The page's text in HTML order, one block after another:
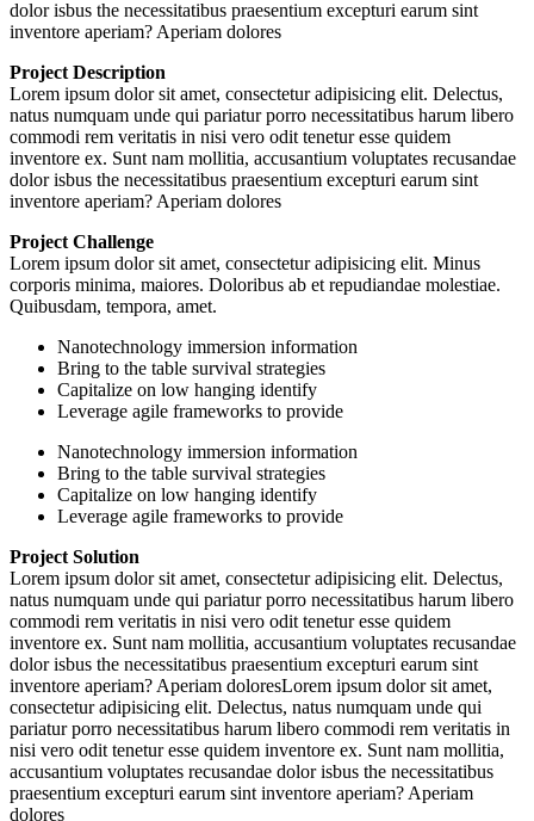
dolor isbus the necessitatibus praesentium excepturi earum sint
inventore aperiam? Aperiam dolores
Project Description
Lorem ipsum dolor sit amet, consectetur adipisicing elit. Delectus,
natus numquam unde qui pariatur porro necessitatibus harum libero
commodi rem veritatis in nisi vero odit tenetur esse quidem
inventore ex. Sunt nam mollitia, accusantium voluptates recusandae
dolor isbus the necessitatibus praesentium excepturi earum sint
inventore aperiam? Aperiam dolores
Project Challenge
Lorem ipsum dolor sit amet, consectetur adipisicing elit. Minus
corporis minima, maiores. Doloribus ab et repudiandae molestiae.
Quibusdam, tempora, amet.
Nanotechnology immersion information
Bring to the table survival strategies
Capitalize on low hanging identify
Leverage agile frameworks to provide
Nanotechnology immersion information
Bring to the table survival strategies
Capitalize on low hanging identify
Leverage agile frameworks to provide
Project Solution
Lorem ipsum dolor sit amet, consectetur adipisicing elit. Delectus,
natus numquam unde qui pariatur porro necessitatibus harum libero
commodi rem veritatis in nisi vero odit tenetur esse quidem
inventore ex. Sunt nam mollitia, accusantium voluptates recusandae
dolor isbus the necessitatibus praesentium excepturi earum sint
inventore aperiam? Aperiam doloresLorem ipsum dolor sit amet,
consectetur adipisicing elit. Delectus, natus numquam unde qui
pariatur porro necessitatibus harum libero commodi rem veritatis in
nisi vero odit tenetur esse quidem inventore ex. Sunt nam mollitia,
accusantium voluptates recusandae dolor isbus the necessitatibus
praesentium excepturi earum sint inventore aperiam? Aperiam
dolores